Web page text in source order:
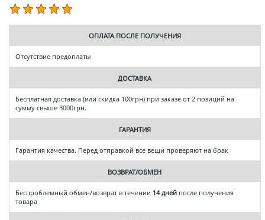
ОПЛАТА ПОСЛЕ ПОЛУЧЕНИЯ
Отсутствие предоплаты
ДОСТАВКА
Бесплатная доставка (или скидка 100грн) при заказе от 2 позиций на
сумму свыше 3000грн.
ГАРАНТИЯ
Гарантия качества. Перед отправкой все вещи проверяют на брак
ВОЗВРАТ/ОБМЕН
Беспроблемный обмен/возврат в течении 14 дней после получения
товара